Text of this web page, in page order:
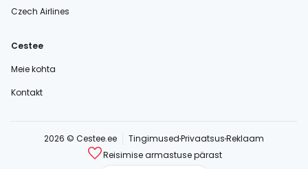
Czech Airlines
Cestee
Meie kohta
Kontakt
2026 © Cestee.ee TingimusedPrivaatsusReklaam
Reisimise armastuse pärast
cestee.com